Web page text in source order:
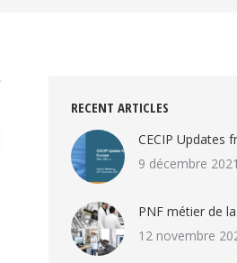
RECENT ARTICLES
CECIP Updates
9 décembre 2021
PNF métier de
12 novembre